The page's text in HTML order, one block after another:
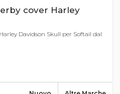
cover Harley
Davidson Skull per Softail dal